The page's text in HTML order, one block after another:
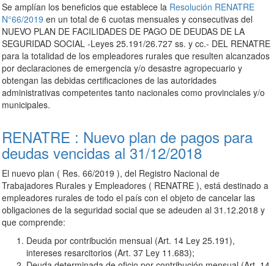
Se amplían los beneficios que establece la Resolución RENATRE
N°66/2019 en un total de 6 cuotas mensuales y consecutivas del
NUEVO PLAN DE FACILIDADES DE PAGO DE DEUDAS DE LA
SEGURIDAD SOCIAL -Leyes 25.191/26.727 ss. y cc.- DEL RENATRE
para la totalidad de los empleadores rurales que resulten alcanzados
por declaraciones de emergencia y/o desastre agropecuario y
obtengan las debidas certificaciones de las autoridades
administrativas competentes tanto nacionales como provinciales y/o
municipales.
RENATRE : Nuevo plan de pagos para
deudas vencidas al 31/12/2018
El nuevo plan ( Res. 66/2019 ), del Registro Nacional de
Trabajadores Rurales y Empleadores ( RENATRE ), está destinado a
empleadores rurales de todo el país con el objeto de cancelar las
obligaciones de la seguridad social que se adeuden al 31.12.2018 y
que comprende:
Deuda por contribución mensual (Art. 14 Ley 25.191),
intereses resarcitorios (Art. 37 Ley 11.683);